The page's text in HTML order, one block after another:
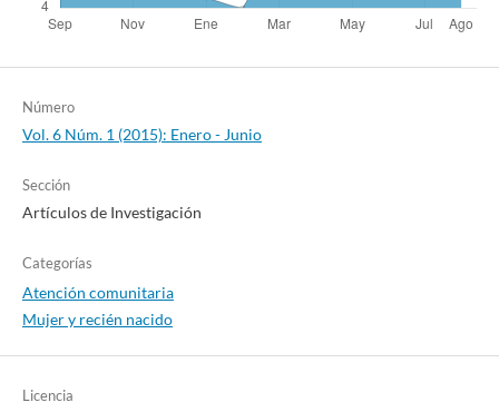
Número
Vol. 6 Núm. 1 (2015): Enero - Junio
Sección
Artículos de Investigación
Categorías
Atención comunitaria
Mujer y recién nacido
Licencia